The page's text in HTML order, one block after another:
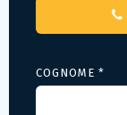
COGNOME *